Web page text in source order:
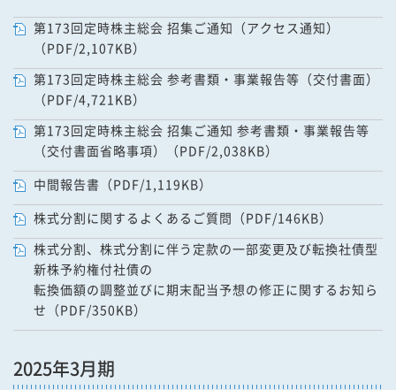
第173回定時株主総会 招集ご通知（アクセス通知）
（PDF/2,107KB）
第173回定時株主総会 参考書類・事業報告等（交付書面）
（PDF/4,721KB）
第173回定時株主総会 招集ご通知 参考書類・事業報告等
（交付書面省略事項）（PDF/2,038KB）
中間報告書（PDF/1,119KB）
株式分割に関するよくあるご質問（PDF/146KB）
株式分割、株式分割に伴う定款の一部変更及び転換社債型
新株予約権付社債の
転換価額の調整並びに期末配当予想の修正に関するお知ら
せ（PDF/350KB）
2025年3月期